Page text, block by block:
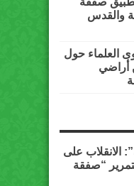
والقدس
العلماء حول
أراضي
الانقلاب على
“صفقة